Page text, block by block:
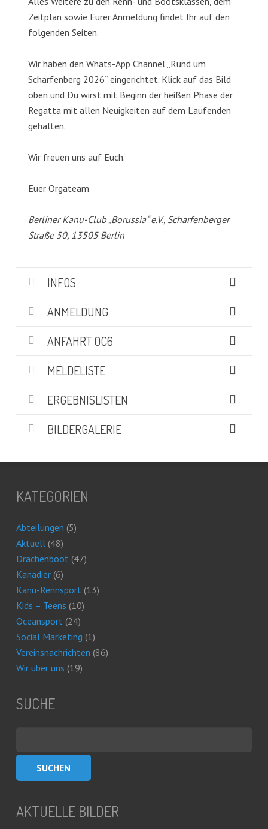
Zeitplan sowie Eurer Anmeldung findet Ihr auf den
folgenden Seiten.
Wir haben den Whats-App Channel „Rund um
Scharfenberg 2026“ eingerichtet. Klick auf das Bild
oben und Du wirst mit Beginn der heißen Phase der
Regatta mit allen Neuigkeiten auf dem Laufenden
gehalten.
Wir freuen uns auf Euch.
Euer Orgateam
Berliner Kanu-Club „Borussia“ e.V., Scharfenberger
Straße 50, 13505 Berlin
INFOS
ANMELDUNG
ANFAHRT OC6
MELDELISTE
ERGEBNISLISTEN
BILDERGALERIE
KATEGORIEN
Abteilungen (5)
Aktuell(48)
Drachenboot(47)
Kanadier(6)
Kanu-Rennsport(13)
Kids – Teens (10)
Oceansport(24)
Social Marketing (1)
Vereinsnachrichten (86)
Wir über uns (19)
SUCHE
AKTUELLE BILDER